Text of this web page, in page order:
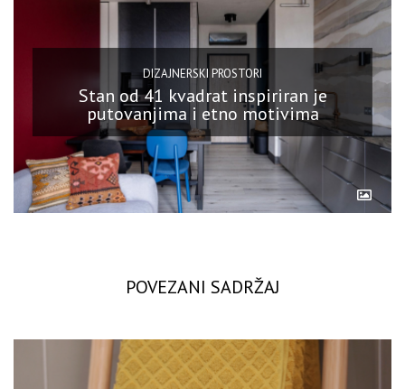
DIZAJNERSKI PROSTORI
Stan od 41 kvadrat inspiriran je
putovanjima i etno motivima
POVEZANI SADRŽAJ